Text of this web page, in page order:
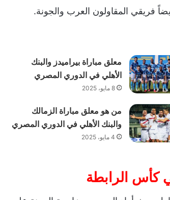
فريقي المقاولون العرب والجونة.
معلق مباراة بيراميدز والبنك
الأهلي في الدوري المصري
8 مايو، 2025
من هو معلق مباراة الزمالك
والبنك الأهلي في الدوري المصري
4 مايو، 2025
كأس الرابطة